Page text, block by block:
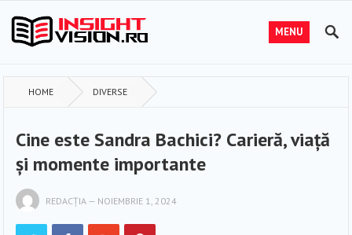
MENU
HOME DIVERSE
Cine este Sandra Bachici? Carieră, viață
și momente importante
REDACȚIA — NOIEMBRIE 1, 2024